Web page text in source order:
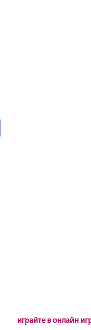
играйте в онлайн